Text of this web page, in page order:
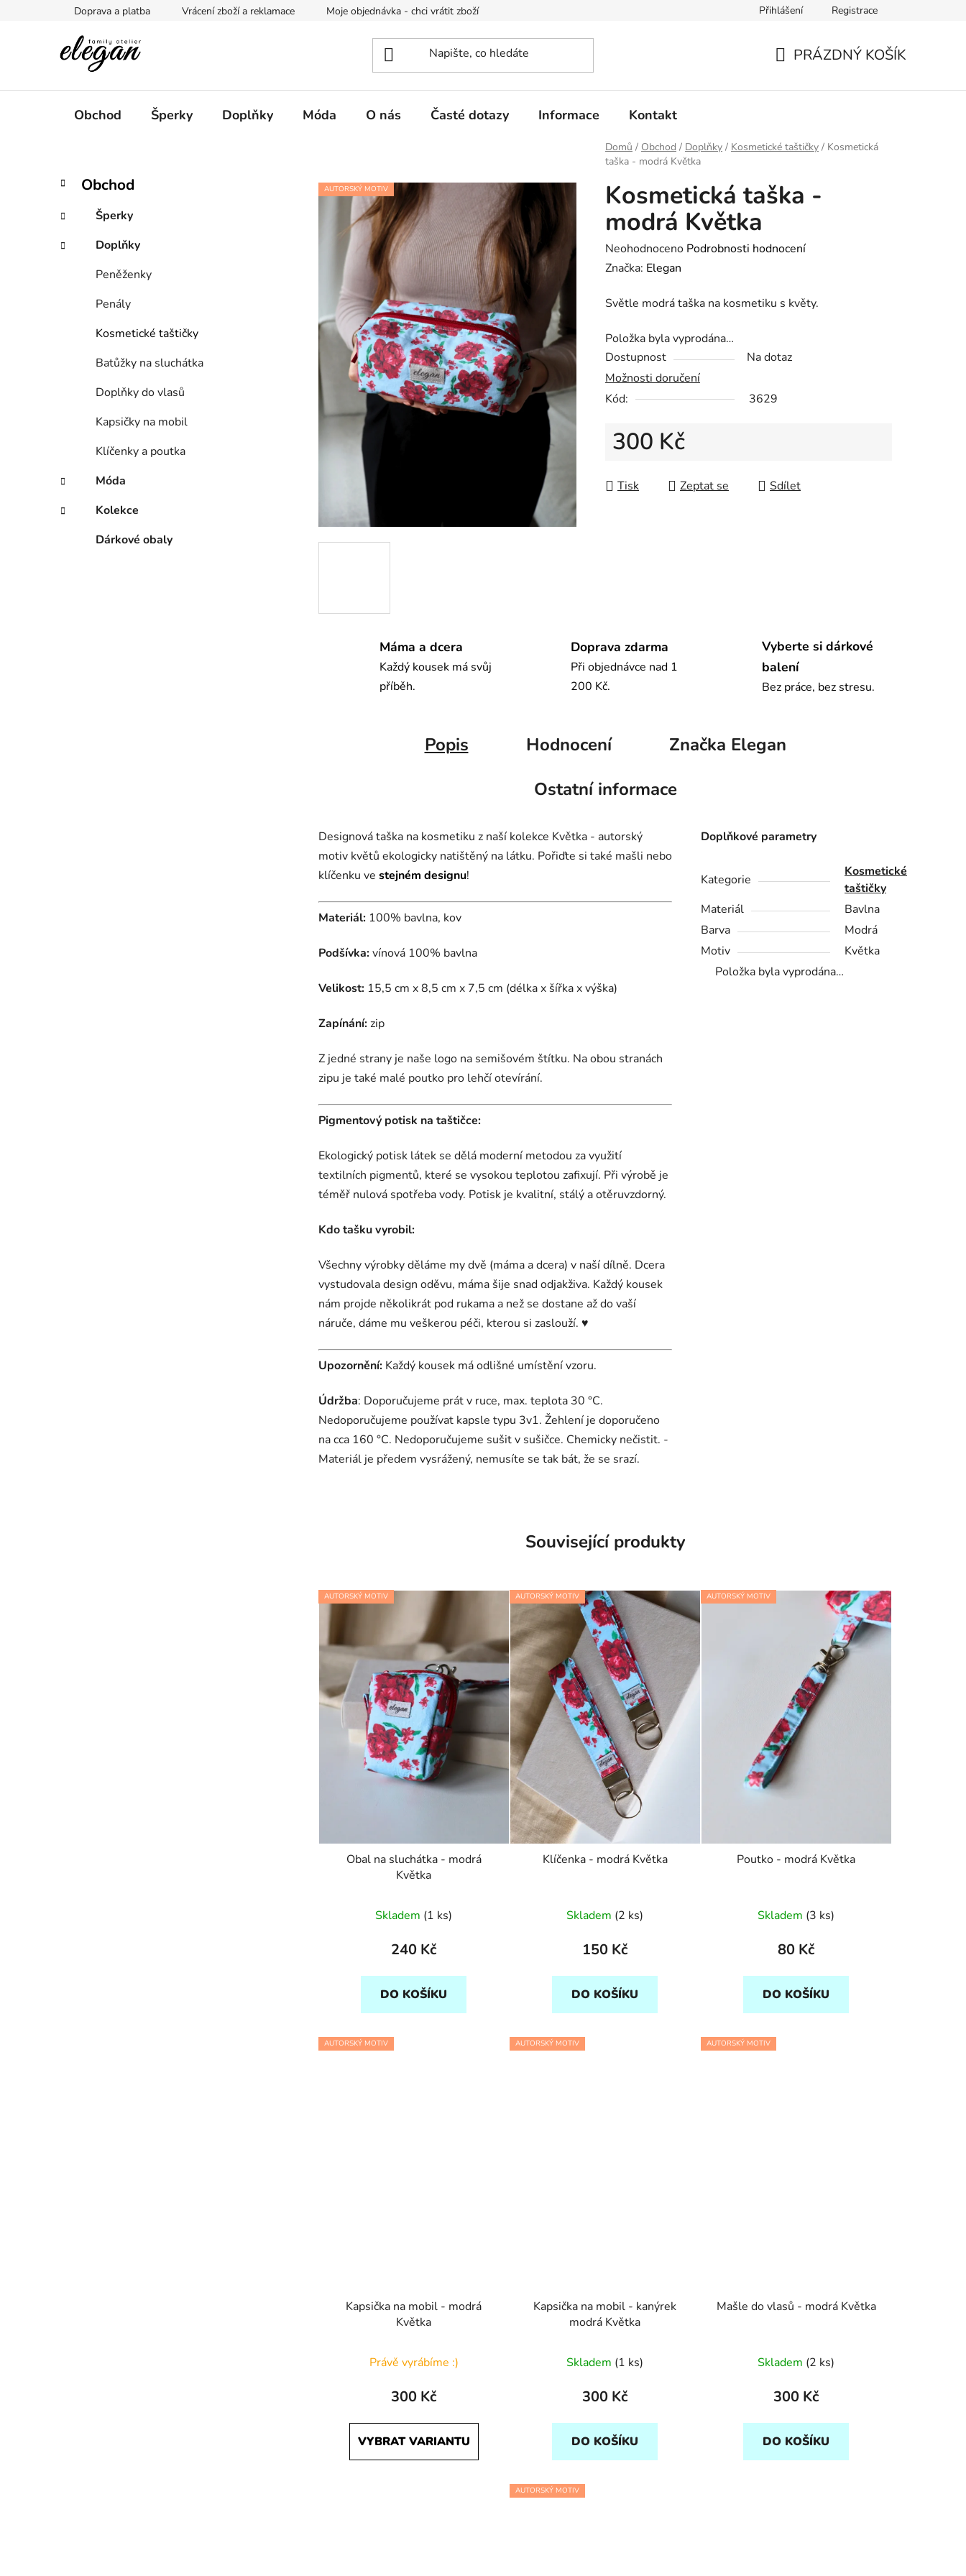
Doprava a platba Vrácení zboží a reklamace Moje objednávka - chci vrátit zboží Podmínky ochrany osobních údajů Ověřování recenzí
Přihlášení Registrace
PRÁZDNÝ KOŠÍK
Obchod Šperky Doplňky Móda O nás Časté dotazy Informace Kontakt
Domů / Obchod / Doplňky / Kosmetické taštičky / Kosmetická
taška - modrá Květka
P
s
r
Přeskočit
kategorie
K
a
e
g
o
Obchod
Šperky
Doplňky
Peněženky
Penály
Kosmetické taštičky
Batůžky na sluchátka
Doplňky do vlasů
Kapsičky na mobil
Klíčenky a poutka
Móda
Kolekce
Dárkové obaly
Kosmetická taška -
modrá Květka
Průměrné
hodnocení
je
z
5
hvězdiček.
Neohodnoceno Podrobnosti hodnocení
Značka: Elegan
Světle modrá taška na kosmetiku s květy.
Položka byla vyprodána…
Dostupnost
Na dotaz
Možnosti doručení
Kód:
3629
300 Kč
Tisk
Zeptat se Sdílet
AUTORSKÝ MOTIV
Máma a dcera
Každý kousek má svůj
příběh.
Doprava zdarma
Při objednávce nad 1
200 Kč.
Vyberte si dárkové
balení
Bez práce, bez stresu.
Popis Hodnocení Značka Elegan
Ostatní informace
Designová taška na kosmetiku z naší kolekce Květka - autorský
motiv květů ekologicky natištěný na látku. Pořiďte si také mašli nebo
klíčenku ve stejném designu!
Materiál: 100% bavlna, kov
Podšívka:vínová 100% bavlna
Velikost: 15,5 cm x 8,5 cm x 7,5 cm (délka x šířka x výška)
Zapínání:zip
Z jedné strany je naše logo na semišovém štítku. Na obou stranách
zipu je také malé poutko pro lehčí otevírání.
Pigmentový potisk na taštičce:
Ekologický potisk látek se dělá moderní metodou za využití
textilních pigmentů, které se vysokou teplotou zafixují. Při výrobě je
téměř nulová spotřeba vody. Potisk je kvalitní, stálý a otěruvzdorný.
Kdo tašku vyrobil:
Všechny výrobky děláme my dvě (máma a dcera) v naší dílně. Dcera
vystudovala design oděvu, máma šije snad odjakživa. Každý kousek
nám projde několikrát pod rukama a než se dostane až do vaší
náruče, dáme mu veškerou péči, kterou si zaslouží. ♥
Upozornění: Každý kousek má odlišné umístění vzoru.
Údržba: Doporučujeme prát v ruce, max. teplota 30 °C.
Nedoporučujeme používat kapsle typu 3v1. Žehlení je doporučeno
na cca 160 °C. Nedoporučujeme sušit v sušičce. Chemicky nečistit. -
Materiál je předem vysrážený, nemusíte se tak bát, že se srazí.
Doplňkové parametry
Kategorie
Kosmetické
taštičky
Materiál
Bavlna
Barva
Modrá
Motiv
Květka
Položka byla vyprodána…
Související produkty
AUTORSKÝ MOTIV
Obal na sluchátka - modrá
Květka
Skladem (1 ks)
240 Kč
DO KOŠÍKU
AUTORSKÝ MOTIV
Klíčenka - modrá Květka
Skladem (2 ks)
150 Kč
DO KOŠÍKU
AUTORSKÝ MOTIV
Poutko - modrá Květka
Skladem (3 ks)
80 Kč
DO KOŠÍKU
AUTORSKÝ MOTIV
Kapsička na mobil - modrá
Květka
Právě vyrábíme :)
300 Kč
VYBRAT VARIANTU
AUTORSKÝ MOTIV
Kapsička na mobil - kanýrek
modrá Květka
Skladem (1 ks)
300 Kč
DO KOŠÍKU
AUTORSKÝ MOTIV
Mašle do vlasů - modrá Květka
Skladem (2 ks)
300 Kč
DO KOŠÍKU
AUTORSKÝ MOTIV